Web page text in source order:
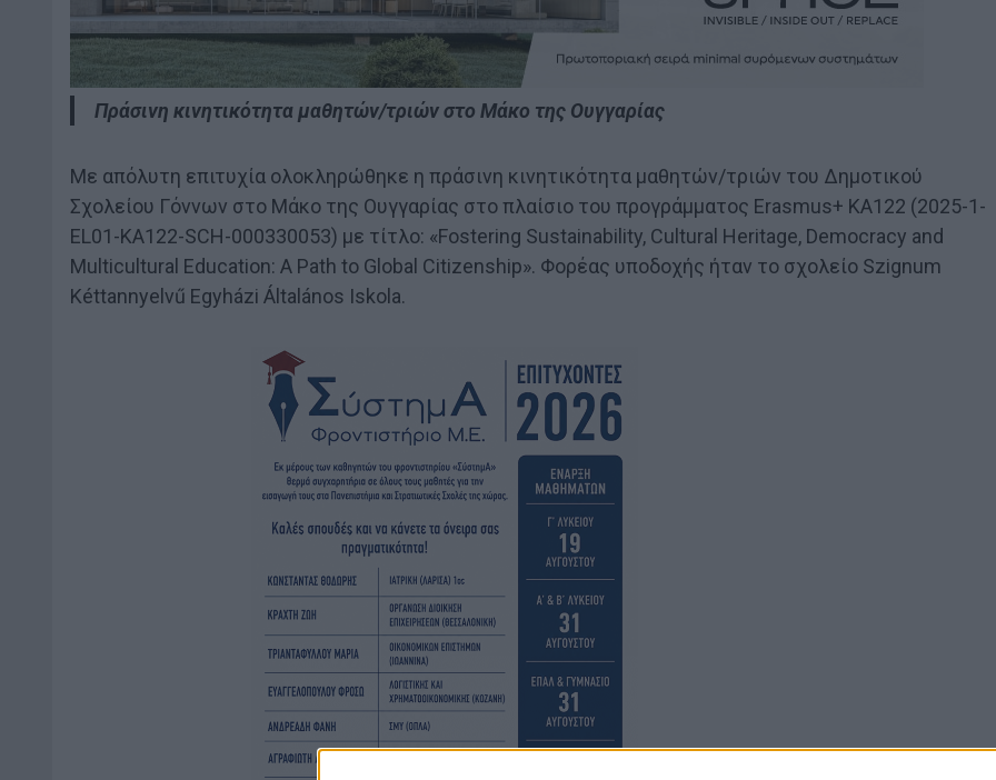
Πράσινη κινητικότητα μαθητών/τριών στο Μάκο της Ουγγαρίας
Με απόλυτη επιτυχία ολοκληρώθηκε η πράσινη κινητικότητα μαθητών/τριών του Δημοτικού
Σχολείου Γόννων στο Μάκο της Ουγγαρίας στο πλαίσιο του προγράμματος Erasmus+ KA122 (2025-1-
EL01-KA122-SCH-000330053) με τίτλο: «Fostering Sustainability, Cultural Heritage, Democracy and
Multicultural Education: A Path to Global Citizenship». Φορέας υποδοχής ήταν το σχολείο Szignum
Kéttannyelvű Egyházi Általános Iskola.